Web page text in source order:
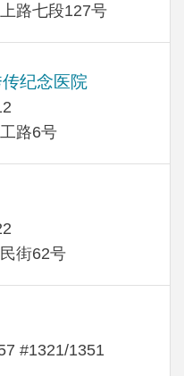
路七段127号
纪念医院
路6号
街62号
#1321/1351